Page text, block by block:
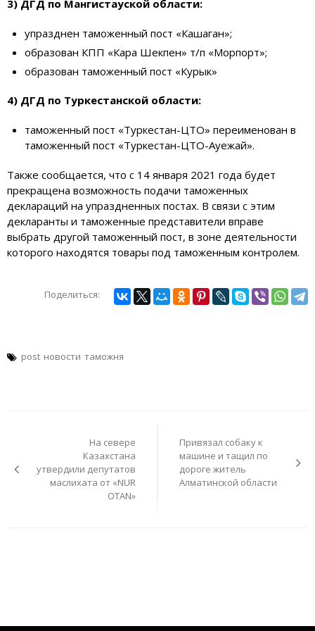
3) ДГД по Мангистауской области:
упразднен таможенный пост «Кашаган»;
образован КПП «Кара Шекпен» т/п «Морпорт»;
образован таможенный пост «Курык»
4) ДГД по Туркестанской области:
таможенный пост «Туркестан-ЦТО» переименован в
таможенный пост «Туркестан-ЦТО-Ауежай».
Также сообщается, что с 14 января 2021 года будет
прекращена возможность подачи таможенных
деклараций на упраздненных постах. В связи с этим
декларанты и таможенные представители вправе
выбрать другой таможенный пост, в зоне деятельности
которого находятся товары под таможенным контролем.
Поделиться:
post новости таможня
На севере
Казахстана
утвердили депутатов
маслихата от «NUR
OTAN»
Привязал собаку к
машине и тащил по
дороге житель
Алматинской области